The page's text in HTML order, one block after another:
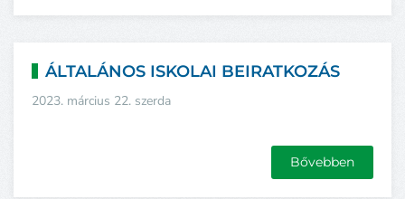
ÁLTALÁNOS ISKOLAI BEIRATKOZÁS
2023. március 22. szerda
Bővebben